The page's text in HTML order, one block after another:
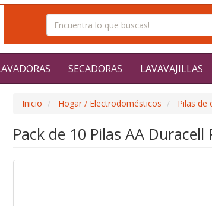
SECADORAS LAVAVAJILLAS
Inicio Hogar / Electrodomésticos Pilas de
Pack de 10 Pilas AA